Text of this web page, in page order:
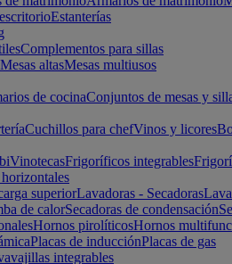
Estanterías
Complementos para sillas
Mesas altasMesas multiusos
de cocinaConjuntos de mesas y
Cuchillos para chefVinos y licores
VinotecasFrigoríficos integrables
superiorLavadoras - Secadoras
de calorSecadoras de condensación
Hornos pirolíticosHornos
Placas de inducciónPlacas de gas
integrables